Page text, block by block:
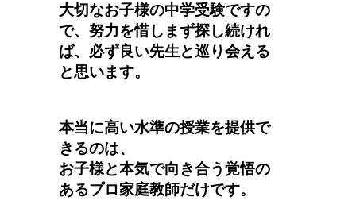
大切なお子様の中学受験ですの
で、努力を惜しまず探し続けれ
ば、必ず良い先生と巡り会える
と思います。
本当に高い水準の授業を提供で
きるのは、
お子様と本気で向き合う覚悟の
あるプロ家庭教師だけです。